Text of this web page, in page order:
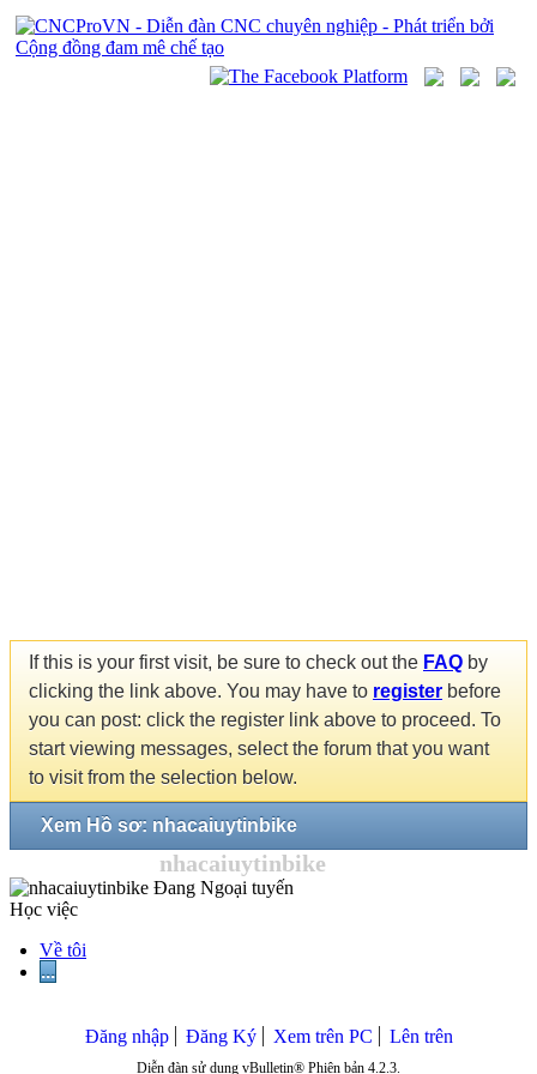
If this is your first visit, be sure to check out the FAQ by
clicking the link above. You may have to register before
you can post: click the register link above to proceed. To
start viewing messages, select the forum that you want
to visit from the selection below.
Xem Hồ sơ: nhacaiuytinbike
nhacaiuytinbike
Học việc
Về tôi
...
Đăng nhập Đăng Ký Xem trên PC Lên trên
Diễn đàn sử dụng vBulletin® Phiên bản 4.2.3.